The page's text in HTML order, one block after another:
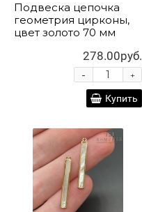
Подвеска цепочка
геометрия цирконы,
цвет золото 70 мм
278.00руб.
+
-
Купить